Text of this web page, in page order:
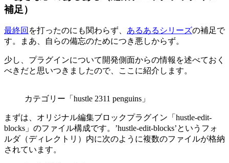
補足）
最終回 を打ったのにも関わらず、 あるあるシリーズの補足で
す。まあ、自らの備忘のためにつき悪しからず。
少し、プラグインについて開発側面からの情報を述べておく
べきだと思いつきましたので、ここに紹介します。
カテゴリー「hustle 2311 penguins」
まずは、オリジナル編集ブロックプラグイン「hustle-edit-
blocks」のファイル構成です。’hustle-edit-blocks’というフォ
ルダ（ディレクトリ）内に次のように複数のファイルが格納
されています。